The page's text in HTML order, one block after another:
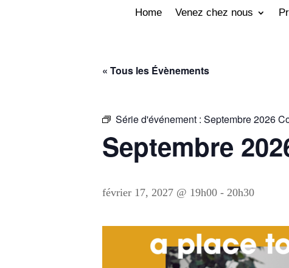
Home Venez chez nous
« Tous les Évènements
Série d'événement : Septembre 2026
Septembre
février 17, 2027 @ 19h00 - 20h30